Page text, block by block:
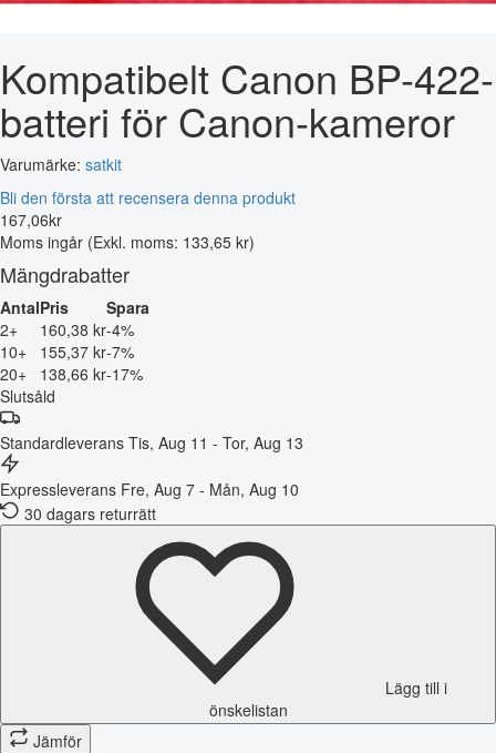
Kompatibelt Canon BP-422-
batteri för Canon-kameror
Varumärke: satkit
Bli den första att recensera denna produkt
167,06kr
Moms ingår (Exkl. moms: 133,65 kr)
Mängdrabatter
AntalPris
Spara
2+
160,38 kr-4%
10+
155,37 kr-7%
20+
138,66 kr-17%
Slutsåld
Standardleverans Tis, Aug 11 - Tor, Aug 13
Expressleverans Fre, Aug 7 - Mån, Aug 10
30 dagars returrätt
Lägg till i
önskelistan
Jämför